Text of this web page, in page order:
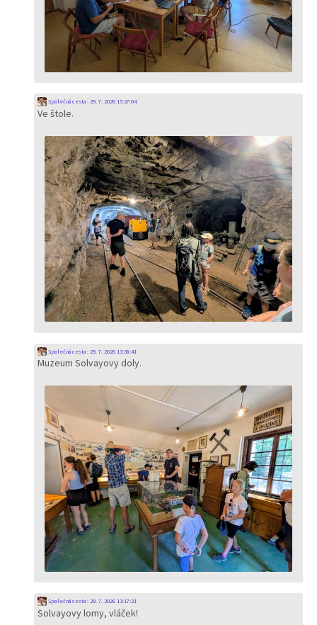
Společná cesta: 29. 7. 2026 15:27:04
Ve štole.
Společná cesta: 29. 7. 2026 13:38:41
Muzeum Solvayovy doly.
Společná cesta: 29. 7. 2026 13:17:21
Solvayovy lomy, vláček!